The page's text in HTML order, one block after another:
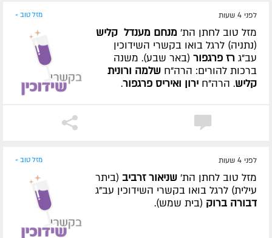
לפני 4 שעות מזל טוב »
מזל טוב לחתן הת' מנחם מענדל קליש
(נתניה) לרגל בואו בקשרי השידוכין
עב"ג רז פרגפור (באר שבע). משנה
ברכות להורים: הרה"ח שלמה ורונית
קליש. הרה"ח ירון ואיריס פרגפור.
לפני 4 שעות מזל טוב »
מזל טוב לחתן הת' שניאור זרביב (ביתר
עילית) לרגל בואו בקשרי השידוכין עב"ג
דבורה ברוק (בית שמש).